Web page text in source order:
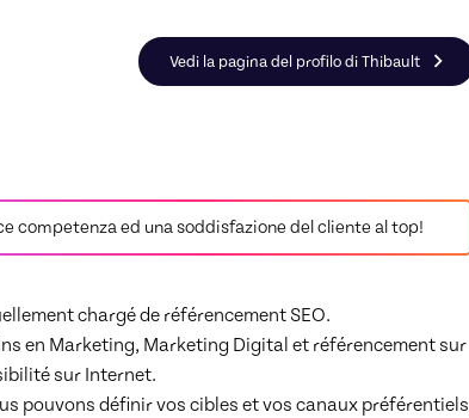
Vedi la pagina del profilo di Thibault
competenza ed una soddisfazione del cliente al top!
chargé de référencement SEO.
en Marketing, Marketing Digital et référencement sur
sur Internet.
pouvons définir vos cibles et vos canaux préférentiels